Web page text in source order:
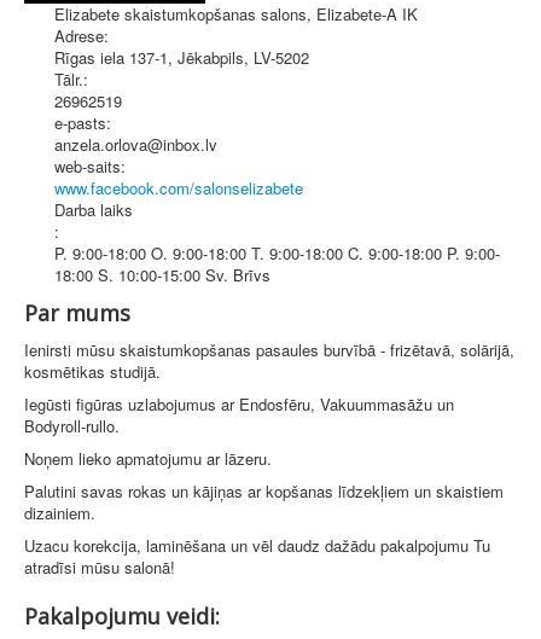
Elizabete skaistumkopšanas salons, Elizabete-A IK
Adrese:
Rīgas iela 137-1, Jēkabpils, LV-5202
Tālr.:
26962519
e-pasts:
anzela.orlova@inbox.lv
web-saits:
www.facebook.com/salonselizabete
Darba laiks
:
P. 9:00-18:00 O. 9:00-18:00 T. 9:00-18:00 C. 9:00-18:00 P. 9:00-
18:00 S. 10:00-15:00 Sv. Brīvs
Par mums
Ienirsti mūsu skaistumkopšanas pasaules burvībā - frizētavā, solārijā,
kosmētikas studijā.
Iegūsti figūras uzlabojumus ar Endosfēru, Vakuummasāžu un
Bodyroll-rullo.
Noņem lieko apmatojumu ar lāzeru.
Palutini savas rokas un kājiņas ar kopšanas līdzekļiem un skaistiem
dizainiem.
Uzacu korekcija, laminēšana un vēl daudz dažādu pakalpojumu Tu
atradīsi mūsu salonā!
Pakalpojumu veidi: